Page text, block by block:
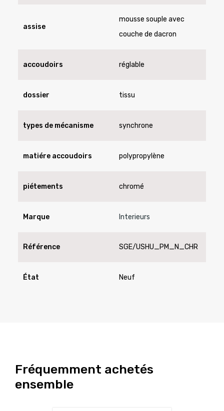
assise
mousse souple avec
couche de dacron
accoudoirs réglable
dossier tissu
types de mécanisme synchrone
matiére accoudoirs polypropylène
piétements chromé
Marque Interieurs
Référence SGE/USHU_PM_N_CHR
État Neuf
Fréquemment achetés
ensemble